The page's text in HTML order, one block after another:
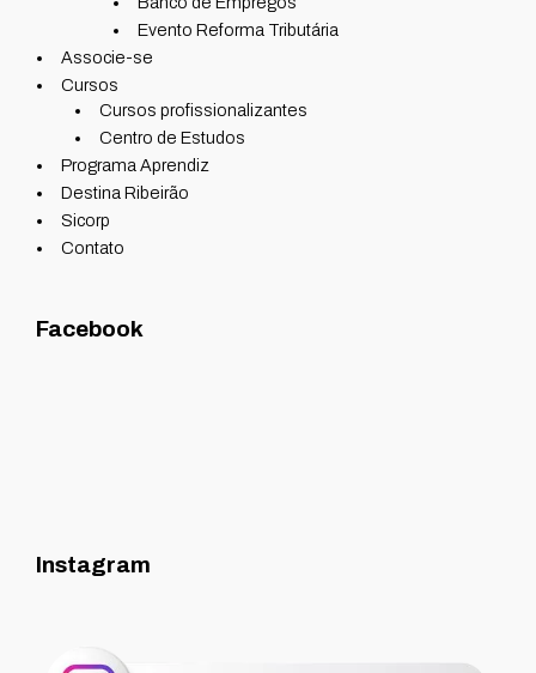
Evento Reforma Tributária
Associe-se
Cursos
Cursos profissionalizantes
Centro de Estudos
Programa Aprendiz
Destina Ribeirão
Sicorp
Contato
Facebook
Instagram